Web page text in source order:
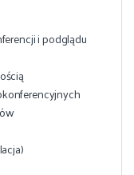
i podglądu